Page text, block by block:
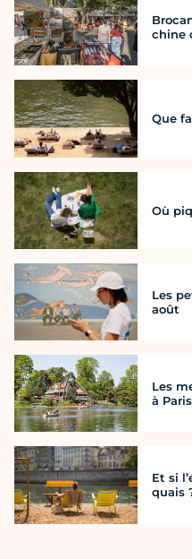
chine
Que
Où
Les
août
Les
à Paris
Et si
quais